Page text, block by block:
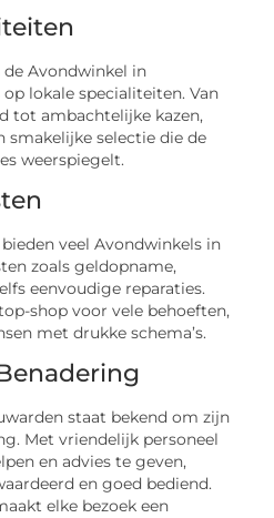
de Avondwinkel in
lokale specialiteiten. Van
tot ambachtelijke kazen,
smakelijke selectie die de
weerspiegelt.
veel Avondwinkels in
zoals geldopname,
eenvoudige reparaties.
shop voor vele behoeften,
met drukke schema’s.
staat bekend om zijn
Met vriendelijk personeel
en advies te geven,
en goed bediend.
elke bezoek een